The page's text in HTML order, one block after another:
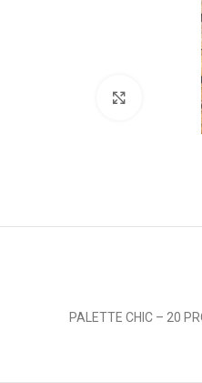
Click to
PALETTE CHIC – 20